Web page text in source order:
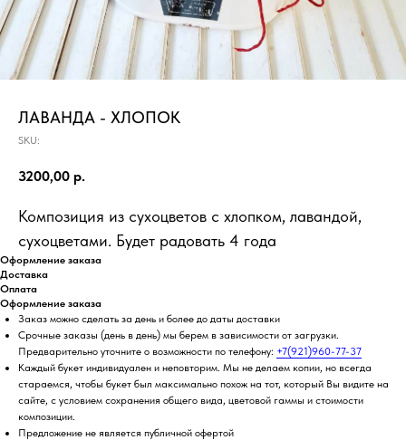
ЛАВАНДА - ХЛОПОК
SKU:
3200,00 р.
Композиция из сухоцветов с хлопком, лавандой,
сухоцветами. Будет радовать 4 года
Оформление заказа
Доставка
Оплата
Оформление заказа
Заказ можно сделать за день и более до даты доставки
Срочные заказы (день в день) мы берем в зависимости от загрузки.
Предварительно уточните о возможности по телефону: +7(921)960-77-37
Каждый букет индивидуален и неповторим. Мы не делаем копии, но всегда
стараемся, чтобы букет был максимально похож на тот, который Вы видите на
сайте, с условием сохранения общего вида, цветовой гаммы и стоимости
композиции.
Предложение не является публичной офертой